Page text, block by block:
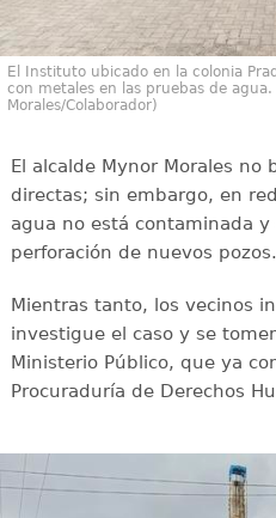
El Instituto ubicado en la colonia
con metales en las pruebas de
Morales/Colaborador)
El alcalde Mynor Morales no
directas; sin embargo, en
agua no está contaminada
perforación de nuevos pozos.
Mientras tanto, los vecinos
investigue el caso y se
Ministerio Público, que ya
Procuraduría de Derechos